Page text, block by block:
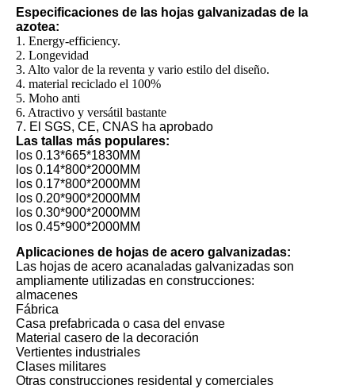
Especificaciones de las hojas galvanizadas de la
azotea:
1. Energy-efficiency.
2. Longevidad
3. Alto valor de la reventa y vario estilo del diseño.
4. material reciclado el 100%
5. Moho anti
6. Atractivo y versátil bastante
7. El SGS, CE, CNAS ha aprobado
Las tallas más populares:
los 0.13*665*1830MM
los 0.14*800*2000MM
los 0.17*800*2000MM
los 0.20*900*2000MM
los 0.30*900*2000MM
los 0.45*900*2000MM
Aplicaciones de hojas de acero galvanizadas:
Las hojas de acero acanaladas galvanizadas son
ampliamente utilizadas en construcciones:
almacenes
Fábrica
Casa prefabricada o casa del envase
Material casero de la decoración
Vertientes industriales
Clases militares
Otras construcciones residental y comerciales